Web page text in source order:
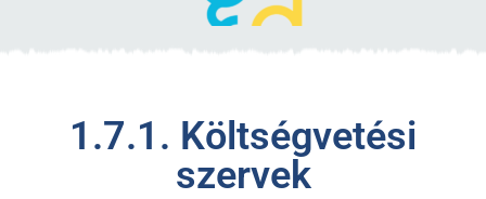
1.7.1. Költségvetési
szervek